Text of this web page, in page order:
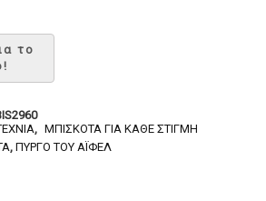
, ΜΠΙΣΚΌΤΑ ΓΙΑ ΚΆΘΕ ΣΤΙΓΜΉ
, ΠΎΡΓΟ ΤΟΥ ΆΙΦΕΛ